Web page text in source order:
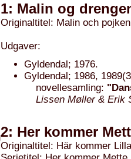
1: Malin og
Originaltitel: Malin och
Udgaver:
Gyldendal; 1976.
Gyldendal; 1986,
novellesamling:
Lissen Møller & Erik
2: Her kommer
Originaltitel: Här kommer